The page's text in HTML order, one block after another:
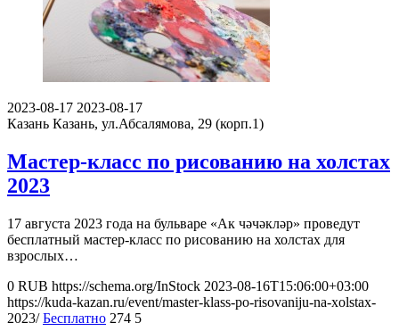
2023-08-17 2023-08-17
Казань Казань, ул.Абсалямова, 29 (корп.1)
Мастер-класс по рисованию на холстах
2023
17 августа 2023 года на бульваре «Ак чәчәкләр» проведут
бесплатный мастер-класс по рисованию на холстах для
взрослых…
0 RUB https://schema.org/InStock 2023-08-16T15:06:00+03:00
https://kuda-kazan.ru/event/master-klass-po-risovaniju-na-xolstax-
2023/ Бесплатно 274 5